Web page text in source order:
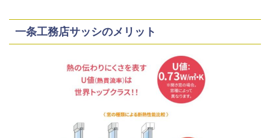
一条工務店サッシのメリット